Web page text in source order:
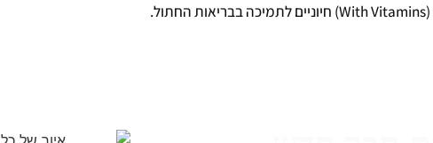
(With Vitamins) חיוניים לתמיכה בבריאות החתול.